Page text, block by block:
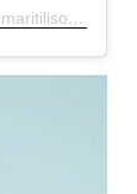
Публикация от Marit Ilison Creative Atelier (@maritilisoncreativeatelier)